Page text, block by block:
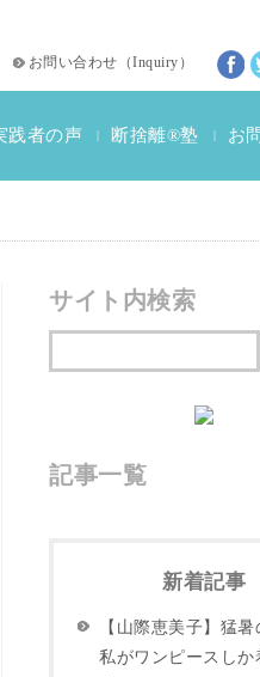
お問い合わせ （Inquiry ）
践者の声
断捨離®体験談
動画インタビュー
| 断捨離®塾 | お
サイト内検索
記事一覧
新着記事
【山際恵美子】猛暑
私がワンピースしか